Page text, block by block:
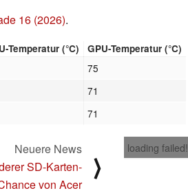
16 (2026).
Temperatur (°C) GPU-Temperatur (°C)
75
71
71
loading failed!
Neuere News
SD-Karten-
von Acer
⟩